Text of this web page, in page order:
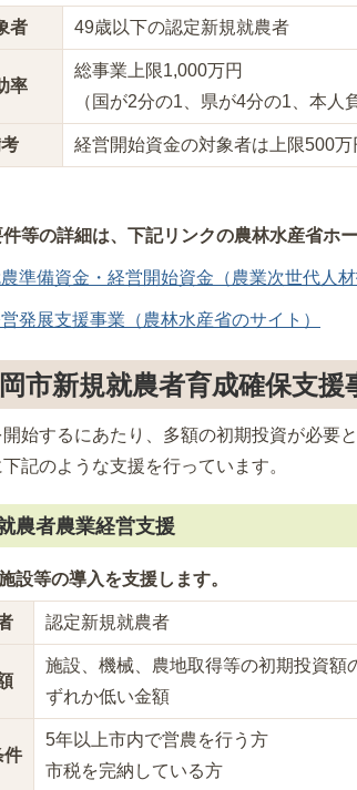
者 49歳以下の認定新規就農者
率
総事業上限1,000万円
（国が2分の1、県が4分の1、本人
経営開始資金の対象者は上限500万
等の詳細は、下記リンクの農林水産省ホ
準備資金・経営開始資金（農業次世代人
発展支援事業（農林水産省のサイト）
市新規就農者育成確保支援
開始するにあたり、多額の初期投資が必要
記のような支援を行っています。
農者農業経営支援
設等の導入を支援します。
認定新規就農者
施設、機械、農地取得等の初期投資額
ずれか低い金額
件
5年以上市内で営農を行う方
市税を完納している方